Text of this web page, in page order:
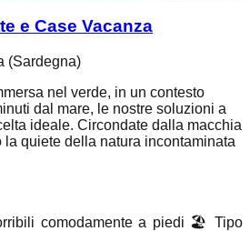
e Case Vacanza
(Sardegna)
nel verde, in un contesto
dal mare, le nostre soluzioni a
ideale. Circondate dalla macchia
la quiete della natura incontaminata
comodamente a piedi 🏖️ Tipo